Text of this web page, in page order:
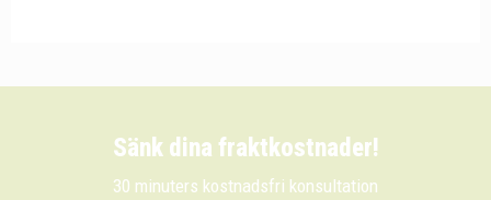
Sänk dina fraktkostnader!
30 minuters kostnadsfri konsultation